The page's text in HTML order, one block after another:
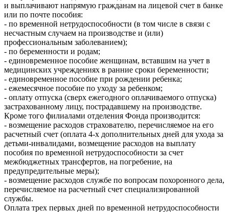
и выплачивают напрямую гражданам на лицевой счет в банке
или по почте пособия:
- по временной нетрудоспособности (в том числе в связи с
несчастным случаем на производстве и (или)
профессиональным заболеванием);
- по беременности и родам;
- единовременное пособие женщинам, вставшим на учет в
медицинских учреждениях в ранние сроки беременности;
- единовременное пособие при рождении ребенка;
- ежемесячное пособие по уходу за ребенком;
- оплату отпуска (сверх ежегодного оплачиваемого отпуска)
застрахованному лицу, пострадавшему на производстве.
Кроме того филиалами отделения Фонда производится:
- возмещение расходов страхователю, перечисляемое на его
расчетный счет (оплата 4-х дополнительных дней для ухода за
детьми-инвалидами, возмещение расходов на выплату
пособия по временной нетрудоспособности за счет
межбюджетных трансфертов, на погребение, на
предупредительные меры);
- возмещение расходов службе по вопросам похоронного дела,
перечисляемое на расчетный счет специализированной
службы.
Оплата трех первых дней по временной нетрудоспособности